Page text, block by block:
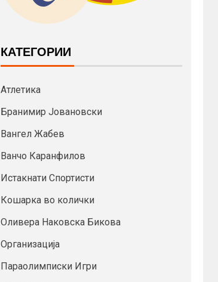
КАТЕГОРИИ
Атлетика
Бранимир Јовановски
Вангел Жабев
Ванчо Каранфилов
Истакнати Спортисти
Кошарка во колички
Оливера Наковска Бикова
Организација
Параолимписки Игри